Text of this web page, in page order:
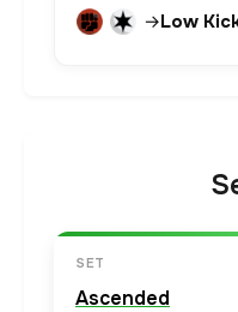
→Low
SET
Ascended